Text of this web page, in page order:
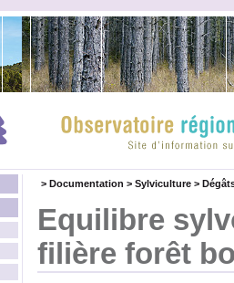
> Documentation > Sylviculture>
Equilibre
filière forêt